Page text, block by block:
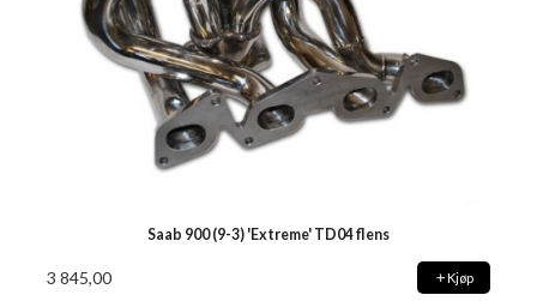
Saab 900 (9-3) 'Extreme' TD04 flens
3 845,00 Kjøp